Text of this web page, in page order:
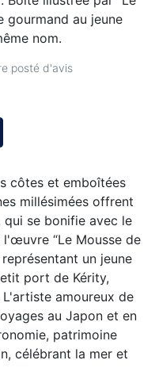
gourmand au jeune
nom.
posté d'avis
côtes et emboîtées
millésimées offrent
qui se bonifie avec le
“Le Mousse de
représentant un jeune
port de Kérity,
L'artiste amoureux de
au Japon et en
patrimoine
célébrant la mer et